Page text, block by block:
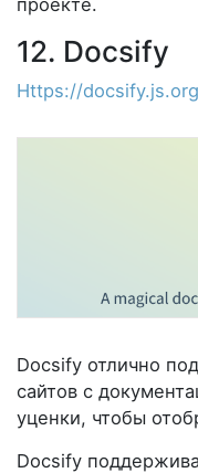
проекте.
12. Docsify
Https://
Docsify отлично
сайтов с
уценки, чтобы
Docsify